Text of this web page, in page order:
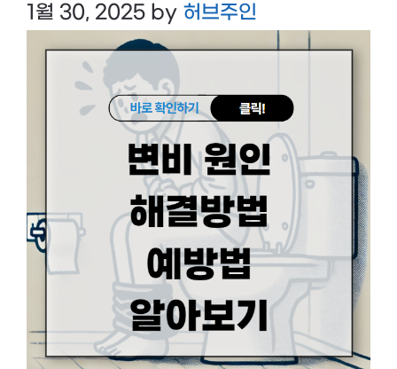
1월 30, 2025 by 허브주인